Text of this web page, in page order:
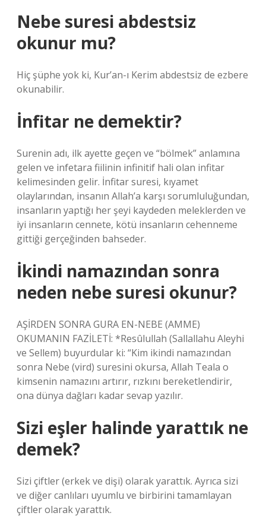
Nebe suresi abdestsiz
okunur mu?
Hiç şüphe yok ki, Kur’an-ı Kerim abdestsiz de ezbere
okunabilir.
İnfitar ne demektir?
Surenin adı, ilk ayette geçen ve “bölmek” anlamına
gelen ve infetara fiilinin infinitif hali olan infitar
kelimesinden gelir. İnfitar suresi, kıyamet
olaylarından, insanın Allah’a karşı sorumluluğundan,
insanların yaptığı her şeyi kaydeden meleklerden ve
iyi insanların cennete, kötü insanların cehenneme
gittiği gerçeğinden bahseder.
İkindi namazından sonra
neden nebe suresi okunur?
AŞİRDEN SONRA GURA EN-NEBE (AMME)
OKUMANIN FAZİLETİ: *Resûlullah (Sallallahu Aleyhi
ve Sellem) buyurdular ki: “Kim ikindi namazından
sonra Nebe (vird) suresini okursa, Allah Teala o
kimsenin namazını artırır, rızkını bereketlendirir,
ona dünya dağları kadar sevap yazılır.
Sizi eşler halinde yarattık ne
demek?
Sizi çiftler (erkek ve dişi) olarak yarattık. Ayrıca sizi
ve diğer canlıları uyumlu ve birbirini tamamlayan
çiftler olarak yarattık.